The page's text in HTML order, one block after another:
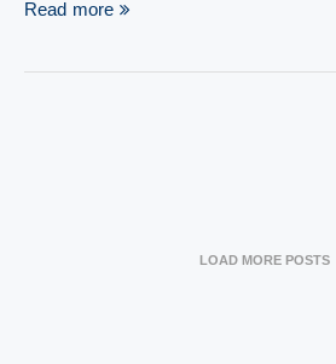
Read more
LOAD MORE POSTS